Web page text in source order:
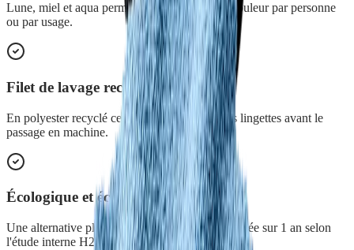
Lune, miel et aqua permettent d'attribuer une couleur par personne
ou par usage.
Filet de lavage recyclé fourni
En polyester recyclé certifié GRS, il stocke les lingettes avant le
passage en machine.
Écologique et économique
Une alternative plus durable au jetable, rentabilisée sur 1 an selon
l'étude interne H2O at Home.